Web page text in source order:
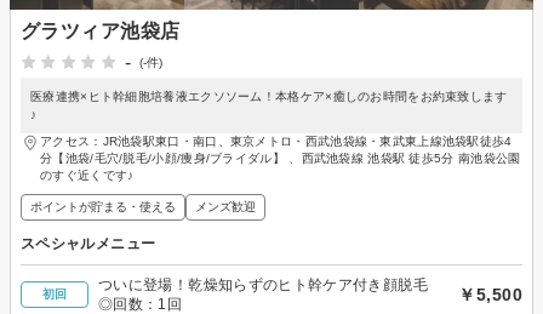
グラツィア池袋店
-
(-件)
医療連携×ヒト幹細胞培養液エクソソーム！本格ケア×癒しのお時間をお約束致します
♪
アクセス：JR池袋駅東口・南口、東京メトロ・西武池袋線・東武東上線池袋駅徒歩4
分【池袋/毛穴/脱毛/小顔/痩身/ブライダル】 、西武池袋線 池袋駅 徒歩5分 南池袋公園
のすぐ近くです♪
ポイントが貯まる・使える メンズ歓迎
スペシャルメニュー
初回
ついに登場！乾燥知らずのヒト幹ケア付き顔脱毛
◎回数：1回
￥5,500